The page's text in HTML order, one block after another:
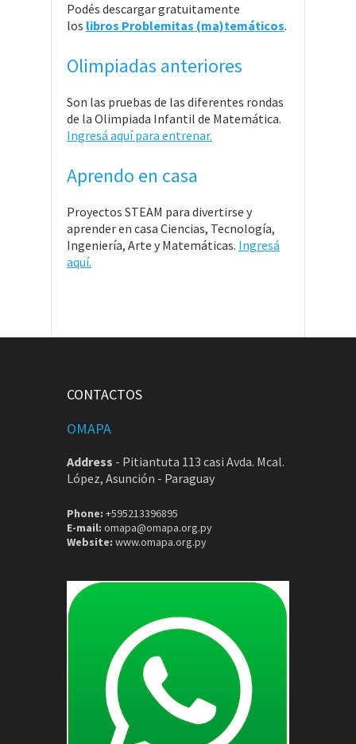
Podés descargar gratuitamente
los libros Problemitas (ma)temáticos.
Olimpiadas anteriores
Son las pruebas de las diferentes rondas
de la Olimpiada Infantil de Matemática.
Ingresá aquí para entrenar.
Aprendo en casa
Proyectos STEAM para divertirse y
aprender en casa Ciencias, Tecnología,
Ingeniería, Arte y Matemáticas. Ingresá
aquí.
CONTACTOS
OMAPA
Address - Pitiantuta 113 casi Avda. Mcal.
López, Asunción - Paraguay
Phone: +595213396895
E-mail: omapa@omapa.org.py
Website: www.omapa.org.py